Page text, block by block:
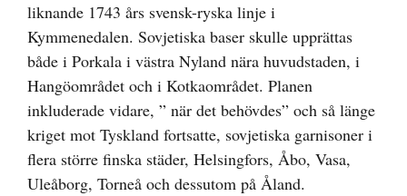
liknande 1743 års svensk-ryska linje i
Kymmenedalen. Sovjetiska baser skulle upprättas
både i Porkala i västra Nyland nära huvudstaden, i
Hangöområdet och i Kotkaområdet. Planen
inkluderade vidare, ” när det behövdes” och så länge
kriget mot Tyskland fortsatte, sovjetiska garnisoner i
flera större finska städer, Helsingfors, Åbo, Vasa,
Uleåborg, Torneå och dessutom på Åland.